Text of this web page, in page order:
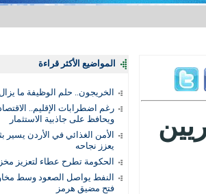
المواضيع الأكثر قراءة
الخريجون.. حلم الوظيفة ما يزال
رغم اضطرابات الإقليم..
ويحافظ على جاذبية الاستثمار
الأمن الغذائي في الأردن يسير
يعزز نجاحه
الحكومة تطرح عطاء لتعزيز
النفط يواصل الصعود وسط
فتح مضيق هرمز